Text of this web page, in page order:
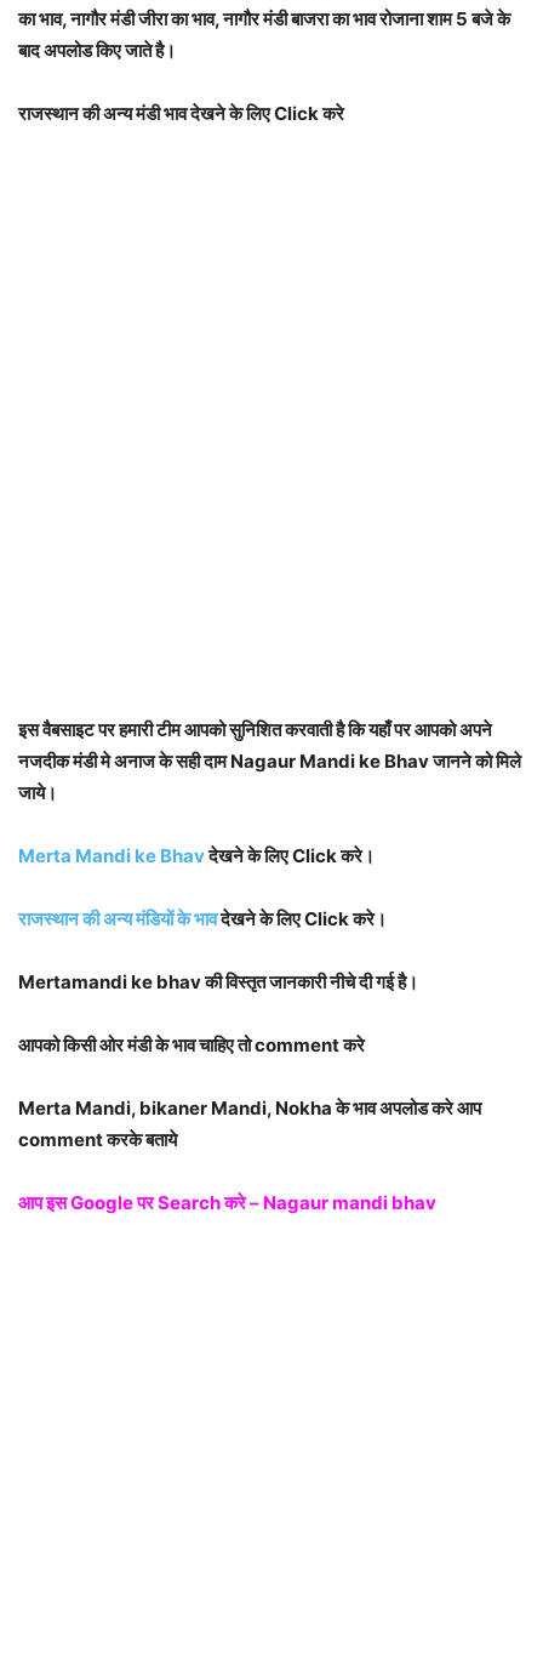
का भाव, नागौर मंडी जीरा का भाव, नागौर मंडी बाजरा का भाव रोजाना शाम 5 बजे के
बाद अपलोड किए जाते है।
राजस्थान की अन्य मंडी भाव देखने के लिए Click करे
इस वैबसाइट पर हमारी टीम आपको सुनिशित करवाती है कि यहाँ पर आपको अपने
नजदीक मंडी मे अनाज के सही दाम Nagaur Mandi ke Bhav जानने को मिले
जाये।
Merta Mandi ke Bhavदेखने के लिए Click करे।
राजस्थान की अन्य मंडियों के भावदेखने के लिए Click करे।
Mertamandi ke bhav की विस्तृत जानकारी नीचे दी गई है।
आपको किसी ओर मंडी के भाव चाहिए तो comment करे
Merta Mandi, bikaner Mandi, Nokha के भाव अपलोड करे आप
comment करके बताये
आप इस Google पर Search करे – Nagaur mandi bhav